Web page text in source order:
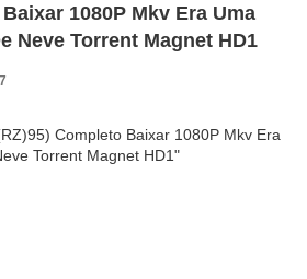
1080P Mkv Era Uma
Neve Torrent Magnet HD1